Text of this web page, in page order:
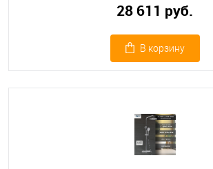
28 611 руб.
В корзину